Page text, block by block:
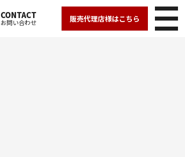
CONTACT
お問い合わせ 販売代理店様はこちら